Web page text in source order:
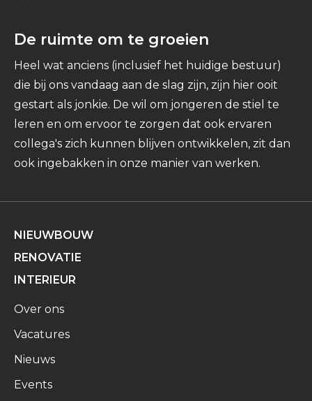
De ruimte om te groeien
Heel wat anciens (inclusief het huidige bestuur)
die bij ons vandaag aan de slag zijn, zijn hier ooit
gestart als jonkie. De wil om jongeren de stiel te
leren en om ervoor te zorgen dat ook ervaren
collega's zich kunnen blijven ontwikkelen, zit dan
ook ingebakken in onze manier van werken.
NIEUWBOUW
RENOVATIE
INTERIEUR
Over ons
Vacatures
Nieuws
Events